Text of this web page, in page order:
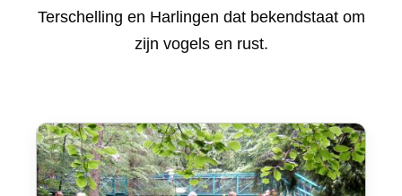
Terschelling en Harlingen dat bekendstaat om
zijn vogels en rust.